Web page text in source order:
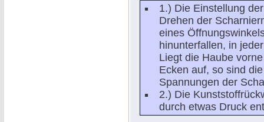
1.) Die Einstellung
Drehen der
eines
hinunterfallen, in
Liegt die Haube
Ecken auf, so sind
Spannungen der
2.) Die
durch etwas Druck